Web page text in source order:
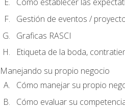
Cómo establecer las
Gestión de eventos /
Graficas RASCI
Etiqueta de la boda,
Manejando su propio negocio
Cómo manejar su propio
Cómo evaluar su